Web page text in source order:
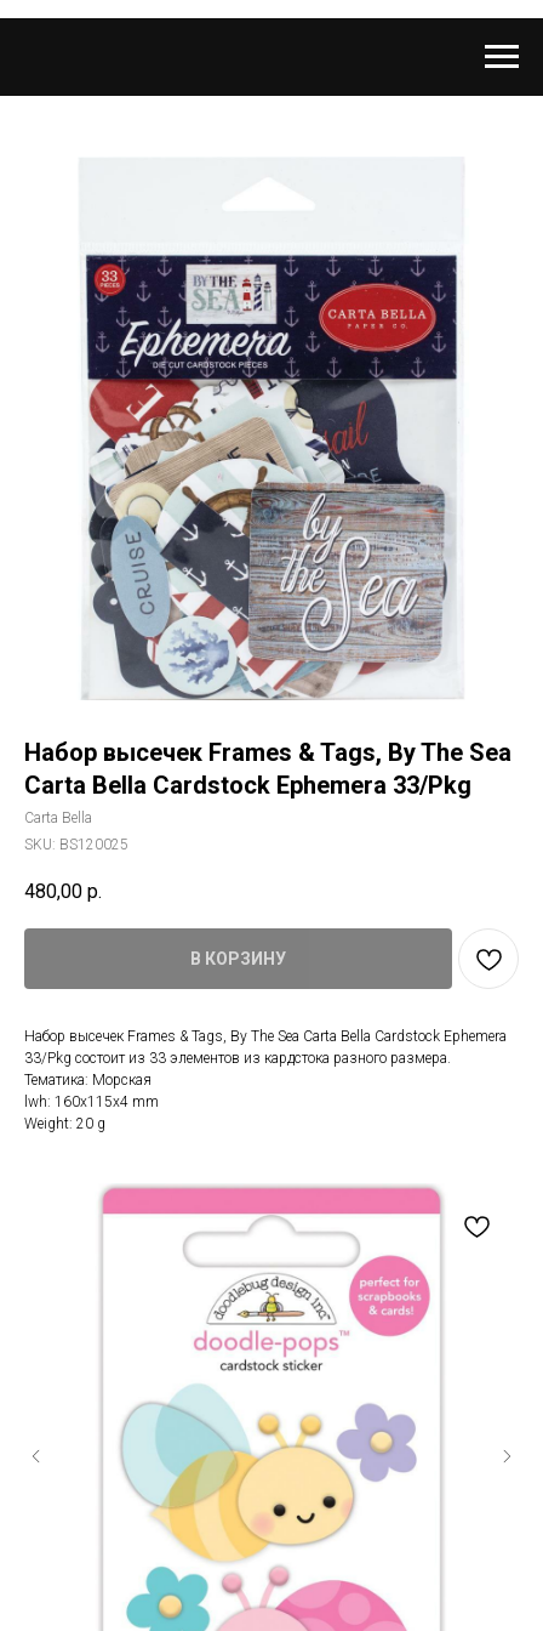
Набор высечек Frames & Tags, By The Sea
Carta Bella Cardstock Ephemera 33/Pkg
Carta Bella
SKU: BS120025
480,00 р.
В КОРЗИНУ
Набор высечек Frames & Tags, By The Sea Carta Bella Cardstock Ephemera
33/Pkg состоит из 33 элементов из кардстока разного размера.
Тематика: Морская
lwh: 160x115x4 mm
Weight: 20 g